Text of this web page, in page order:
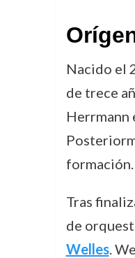
Nacido el
de trece
Herrmann
formación.
Tras
de
Welles.